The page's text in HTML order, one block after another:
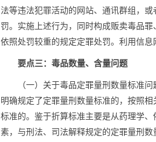
法等违法犯罪活动的网站、通讯群组，
罚。实施上述行为，同时构成贩卖毒品
依照处罚较重的规定定罪处罚。利用信
要点三：毒品数量、含量问题
（一）关于毒品定罪量刑数量标准
明确规定了定罪量刑数量标准的，按照
标准的。鉴于折算标准主要是从药理学
素，与刑法、司法解释规定的定罪量刑